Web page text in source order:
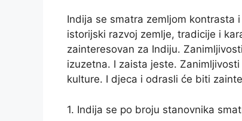
Indija se smatra zemljom kontrasta
istorijski razvoj zemlje, tradicije i
zainteresovan za Indiju.
izuzetna. I zaista jeste.
kulture. I djeca i odrasli će biti
1. Indija se po broju stanovnika